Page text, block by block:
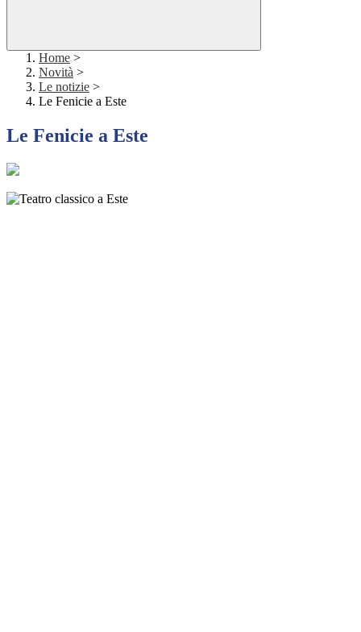
Home >
Novità >
Le notizie >
Le Fenicie a Este
Le Fenicie a Este